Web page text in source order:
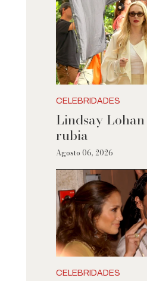
CELEBRIDADES
Lindsay
rubia
Agosto 06, 2026
CELEBRIDADES